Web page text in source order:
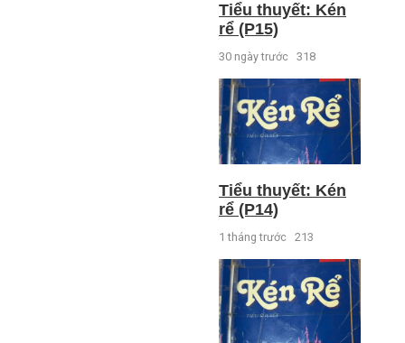
Tiểu thuyết: Kén
rể (P15)
30 ngày trước 318
Tiểu thuyết: Kén
rể (P14)
1 tháng trước 213